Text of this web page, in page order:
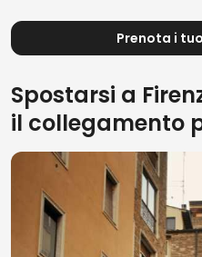
Prenota i
Spostarsi a
il collegamento